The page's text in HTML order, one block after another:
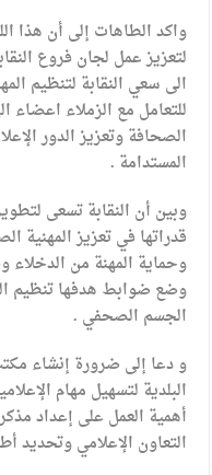
واكد الطاهات إلى أن هذا
لتعزيز عمل لجان فروع
الى سعي النقابة لتنظيم
للتعامل مع الزملاء اعضاء
الصحافة وتعزيز الدور
المستدامة .
وبين أن النقابة تسعى
قدراتها في تعزيز المهنية
وحماية المهنة من
وضع ضوابط هدفها تنظيم
الجسم الصحفي .
و دعا إلى ضرورة إنشاء
البلدية لتسهيل مهام
أهمية العمل على إعداد
التعاون الإعلامي